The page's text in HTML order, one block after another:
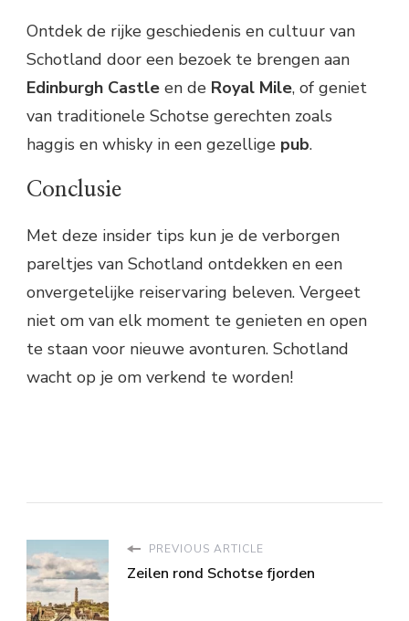
Ontdek de rijke geschiedenis en cultuur van
Schotland door een bezoek te brengen aan
Edinburgh Castle en de Royal Mile, of geniet
van traditionele Schotse gerechten zoals
haggis en whisky in een gezellige pub.
Conclusie
Met deze insider tips kun je de verborgen
pareltjes van Schotland ontdekken en een
onvergetelijke reiservaring beleven. Vergeet
niet om van elk moment te genieten en open
te staan voor nieuwe avonturen. Schotland
wacht op je om verkend te worden!
PREVIOUS ARTICLE
Zeilen rond Schotse fjorden